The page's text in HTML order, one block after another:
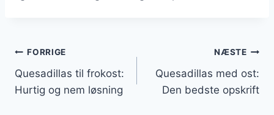
Indlægsnavigation
FORRIGE
Quesadillas til frokost:
Hurtig og nem løsning
NÆSTE
Quesadillas med ost:
Den bedste opskrift